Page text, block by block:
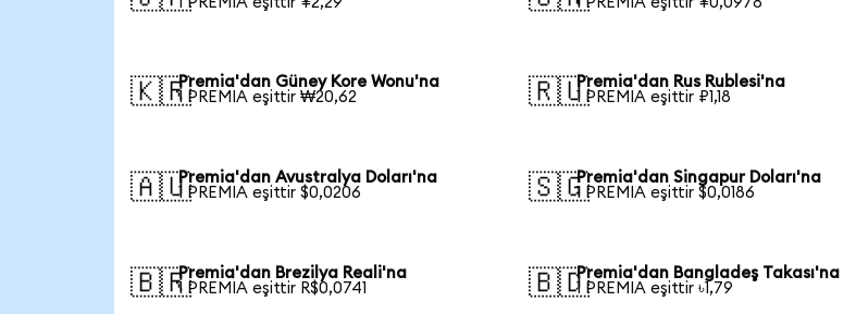
🇰🇷Premia'dan Güney Kore Wonu'na
1 PREMIA eşittir ₩20,62
🇷🇺Premia'dan Rus Rublesi'na
1 PREMIA eşittir ₽1,18
🇦🇺Premia'dan Avustralya Doları'na
1 PREMIA eşittir $0,0206
🇸🇬Premia'dan Singapur Doları'na
1 PREMIA eşittir $0,0186
🇧🇷Premia'dan Brezilya Reali'na
1 PREMIA eşittir R$0,0741
🇧🇩Premia'dan Bangladeş Takası'na
1 PREMIA eşittir ৳1,79